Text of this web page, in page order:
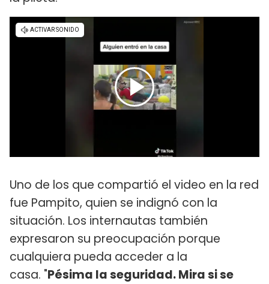
Uno de los que compartió el video en la red
fue Pampito, quien se indignó con la
situación. Los internautas también
expresaron su preocupación porque
cualquiera pueda acceder a la
casa. "Pésima la seguridad. Mira si se